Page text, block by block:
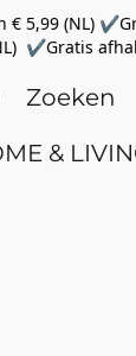
€ 5,99 (NL)
✔Gratis
&